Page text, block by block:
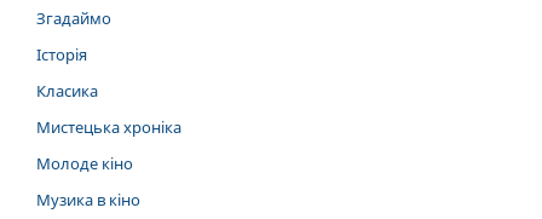
Згадаймо
Історія
Класика
Мистецька хроніка
Молоде кіно
Музика в кіно